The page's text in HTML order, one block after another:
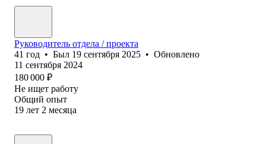
Руководитель отдела / проекта
41 год • Был 19 сентября 2025 • Обновлено
11 сентября 2024
180 000 ₽
Не ищет работу
Общий опыт
19 лет 2 месяца